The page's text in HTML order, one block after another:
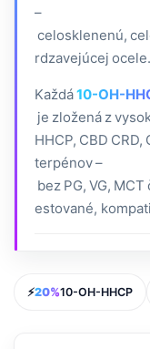
–
celosklenenú,
rdzavejúcej ocele.
Každá10-OH-
je zložená z
HHCP, CBD
terpénov –
bez PG, VG,
estované,
⚡20%10-OH-HHCP